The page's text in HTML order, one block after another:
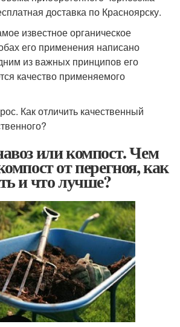
доставка по Красноярску.
известное органическое
его применения написано
из важных принципов его
качество применяемого
Как отличить качественный
или компост. Чем
от перегноя, как
и что лучше?